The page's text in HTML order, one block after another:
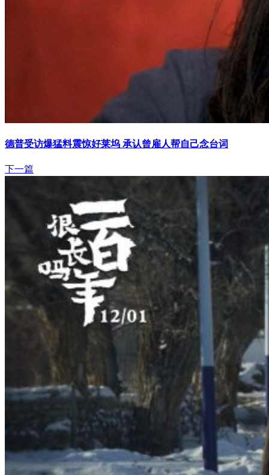
德普受访爆猛料震惊好莱坞 承认曾雇人帮自己念台词
下一篇